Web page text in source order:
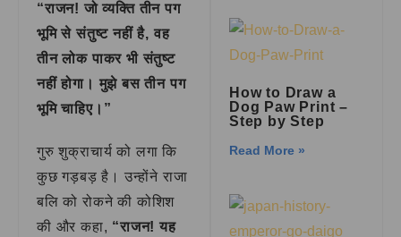
“राजन! जो व्यक्ति तीन पग
भूमि से संतुष्ट नहीं है, वह
तीन लोक पाकर भी संतुष्ट
नहीं होगा। मुझे बस तीन पग
भूमि चाहिए।”
गुरु शुक्राचार्य को लगा कि
कुछ गड़बड़ है। उन्होंने राजा
बलि को रोकने की कोशिश
की और कहा, “राजन! यह
How to Draw a
Dog Paw Print –
Step by Step
Read More »